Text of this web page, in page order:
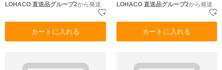
LOHACO 直送品グループ2から発送
カートに入れる
LOHACO 直送品グループ2から発送
カートに入れる